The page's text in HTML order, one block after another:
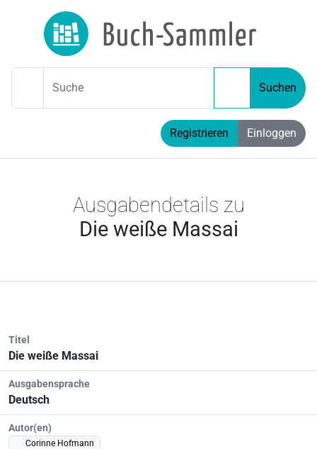
Suche Suchen
Registrieren Einloggen
Ausgabendetails zu
Die weiße Massai
Titel
Die weiße Massai
Ausgabensprache
Deutsch
Autor(en)
Corinne Hofmann